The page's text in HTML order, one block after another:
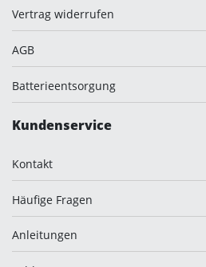
Vertrag widerrufen
AGB
Batterieentsorgung
Kundenservice
Kontakt
Häufige Fragen
Anleitungen